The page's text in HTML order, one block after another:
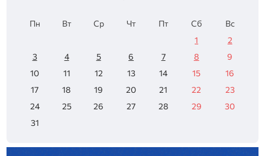
Пн Вт Ср Чт Пт Сб
Вс
1
2
3
4 5 6 7 8
9
10
11 12 13 14 15
16
17
18 19 20 21 22
23
24
25 26 27 28 29
30
31